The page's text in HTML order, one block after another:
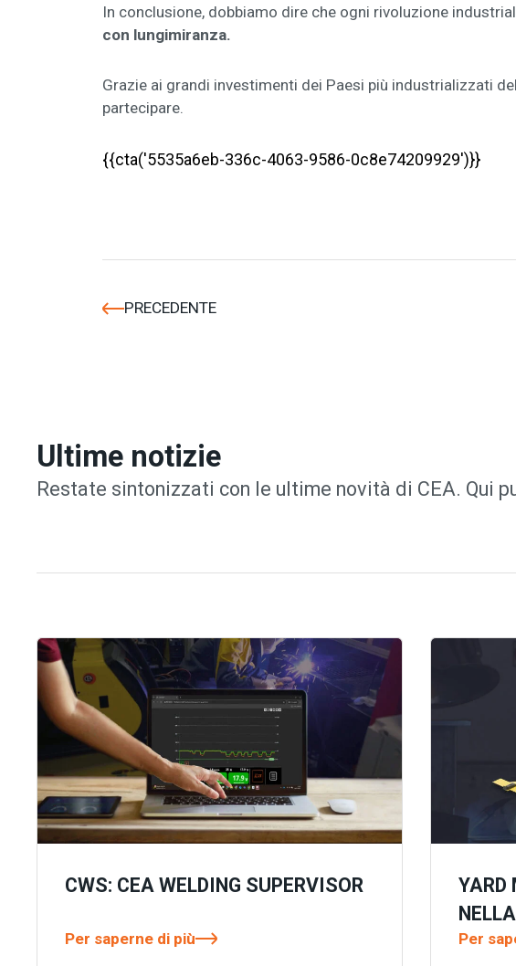
In conclusione, dobbiamo dire che ogni rivoluzione
con lungimiranza.
Grazie ai grandi investimenti dei Paesi più industrializzati
partecipare.
{{cta('5535a6eb-336c-4063-9586-0c8e74209929')}}
PRECEDENTE
Ultime notizie
Restate sintonizzati con le ultime novità di CEA. Qui
CWS: CEA WELDING SUPERVISOR
Per saperne di più
YARD
Per